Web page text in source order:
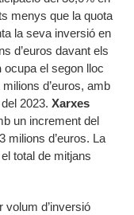
menys que la quota
la seva inversió en
d’euros davant els
ocupa el segon lloc
d’euros, amb
2023. Xarxes
un increment del
milions d’euros. La
total de mitjans
volum d’inversió